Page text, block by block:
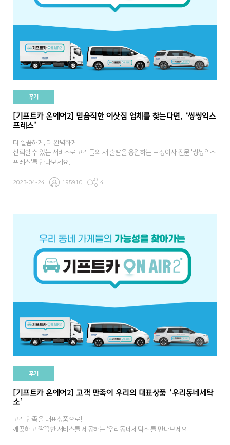
후기
[기프트카 온에어2] 믿음직한 이삿짐 업체를 찾는다면, ‘씽씽익스
프레스’
더 깔끔하게, 더 완벽하게!
신뢰할 수 있는 서비스로 고객들의 새 출발을 응원하는 포장이사 전문 '씽씽익스
프레스'를 만나보세요.
2023-04-24 195910 4
후기
[기프트카 온에어2] 고객 만족이 우리의 대표상품 ‘우리동네세탁
소’
고객 만족을 대표상품으로!
깨끗하고 깔끔한 서비스를 제공하는 ‘우리동네세탁소'를 만나보세요.